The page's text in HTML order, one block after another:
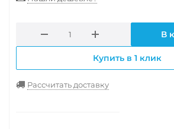
В
Купить в 1 клик
Рассчитать доставку